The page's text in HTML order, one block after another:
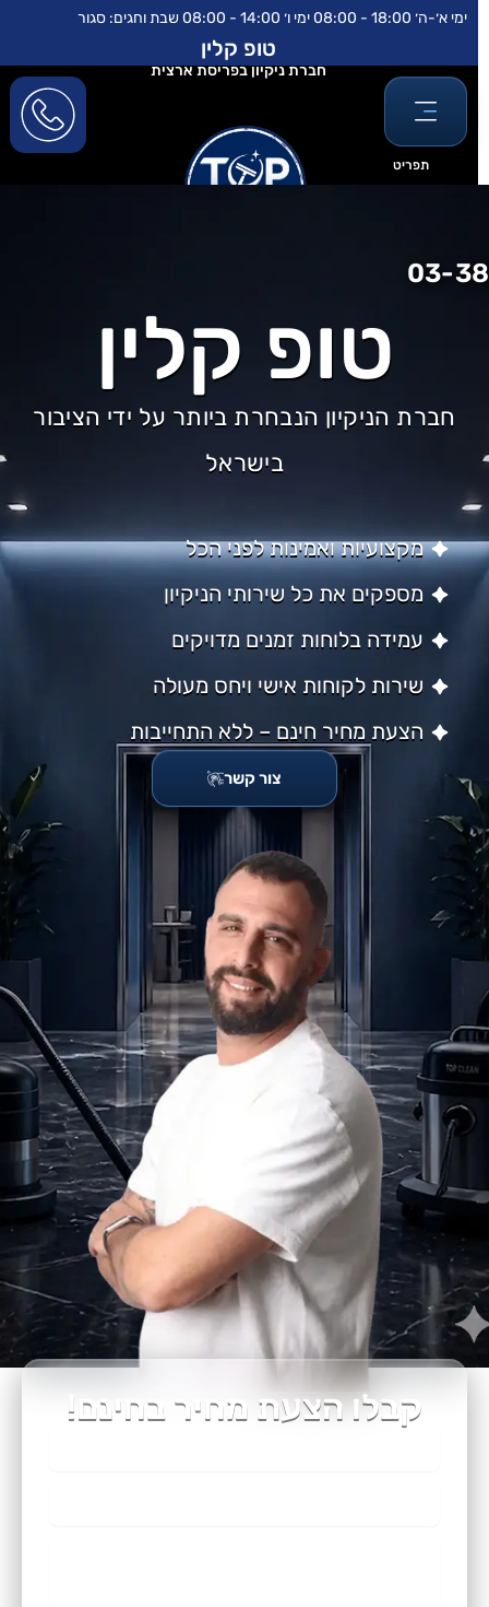
לתוכן
ימי א׳-ה׳ 18:00 - 08:00 ימי ו׳ 14:00 - 08:00 שבת וחגים: סגור
תפריט
טופ קלין
חברת ניקיון בפריסת ארצית
03-
טופ קלין
חברת הניקיון הנבחרת ביותר על ידי הציבור
בישראל
מקצועיות ואמינות לפני הכל
מספקים את כל שירותי הניקיון
עמידה בלוחות זמנים מדויקים
שירות לקוחות אישי ויחס מעולה
הצעת מחיר חינם – ללא התחייבות
צור קשר
קבלו הצעת מחיר בחינם!